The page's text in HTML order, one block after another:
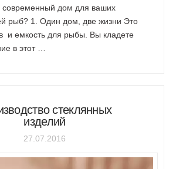
современный дом для ваших
рыб? 1. Один дом, две жизни Это
и емкость для рыбы. Вы кладете
в этот …
стеклянных
изделий
27.07.2016